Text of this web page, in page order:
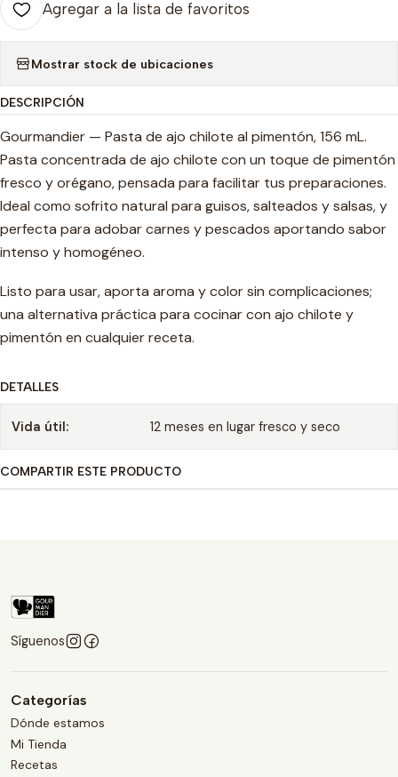
Agregar a la lista de favoritos
Mostrar stock de ubicaciones
DESCRIPCIÓN
Gourmandier — Pasta de ajo chilote al pimentón, 156 mL.
Pasta concentrada de ajo chilote con un toque de pimentón
fresco y orégano, pensada para facilitar tus preparaciones.
Ideal como sofrito natural para guisos, salteados y salsas, y
perfecta para adobar carnes y pescados aportando sabor
intenso y homogéneo.
Listo para usar, aporta aroma y color sin complicaciones;
una alternativa práctica para cocinar con ajo chilote y
pimentón en cualquier receta.
DETALLES
Vida útil: 12 meses en lugar fresco y seco
COMPARTIR ESTE PRODUCTO
Síguenos
Categorías
Dónde estamos
Mi Tienda
Recetas